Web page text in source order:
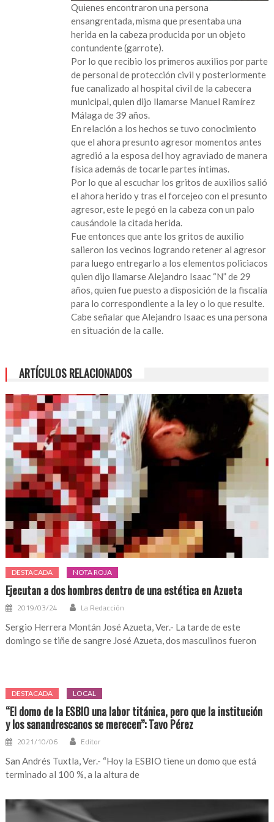
Quienes encontraron una persona
ensangrentada, misma que presentaba una
herida en la cabeza producida por un objeto
contundente (garrote).
Por lo que recibio los primeros auxilios por parte
de personal de protección civil y posteriormente
fue canalizado al hospital civil de la cabecera
municipal, quien dijo llamarse Manuel Ramírez
Málaga de 39 años.
En relación a los hechos se tuvo conocimiento
que el ahora presunto agresor momentos antes
agredió a la esposa del hoy agraviado de manera
física además de tocarle partes íntimas.
Por lo que al escuchar los gritos de auxilios salió
el ahora herido y tras el forcejeo con el presunto
agresor, este le pegó en la cabeza con un palo
causándole la citada herida.
Fue entonces que ante los gritos de auxilio
salieron los vecinos logrando retener al agresor
para luego entregarlo a los elementos policiacos
quien dijo llamarse Alejandro Isaac “N” de 29
años, quien fue puesto a disposición de la fiscalía
para lo correspondiente a la ley o lo que resulte.
Cabe señalar que Alejandro Isaac es una persona
en situación de la calle.
ARTÍCULOS RELACIONADOS
DESTACADA NOTA ROJA
Ejecutan a dos hombres dentro de una estética en Azueta
2019/03/24 La Redacción
Sergio Herrera Montán José Azueta, Ver.- La tarde de este
domingo se tiñe de sangre José Azueta, dos masculinos fueron
DESTACADA LOCAL
“El domo de la ESBIO una labor titánica, pero que la institución
y los sanandrescanos se merecen”: Tavo Pérez
2021/10/06 Editor
San Andrés Tuxtla, Ver.- “Hoy la ESBIO tiene un domo que está
terminado al 100 %, a la altura de